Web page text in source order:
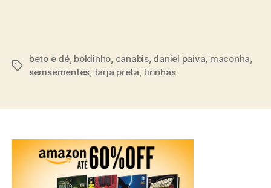
Tags
beto e dé, boldinho, canabis, daniel paiva, maconha,
semsementes, tarja preta,tirinhas